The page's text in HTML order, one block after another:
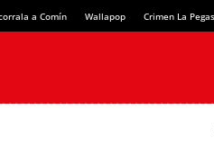
a Comín Wallapop Crimen La